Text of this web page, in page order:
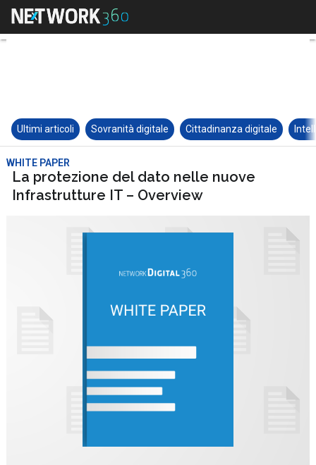
Ultimi articoli Sovranità digitale Cittadinanza digitale
WHITE PAPER
La protezione del dato nelle nuove
Infrastrutture IT – Overview